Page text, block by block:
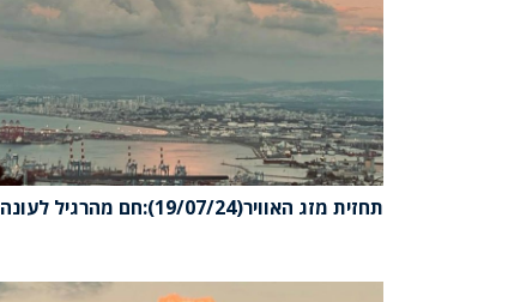
תחזית מזג האוויר(19/07/24):חם מהרגיל לעונה